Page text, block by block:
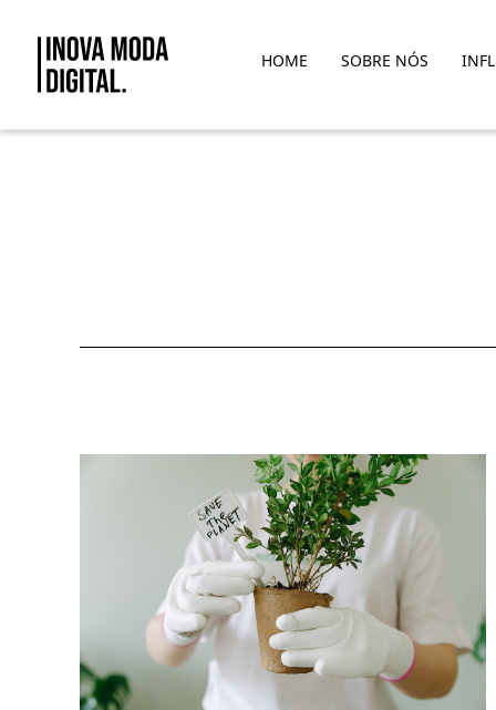
Videos / palestras
HOME SOBRE NÓS